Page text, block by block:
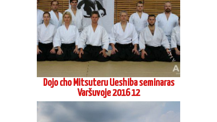
Dojo cho Mitsuteru Ueshiba seminaras
Varšuvoje 2016 12